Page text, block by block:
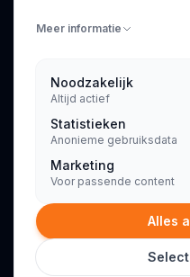
INFORMATIE
Algemene voorwaarden
Privacyverklaring
© 2026 Consultant.nl.
Meer informatie
Noodzakelijk
Altijd actief
Statistieken
Anonieme gebruiksdata
Marketing
Voor passende content
Alles